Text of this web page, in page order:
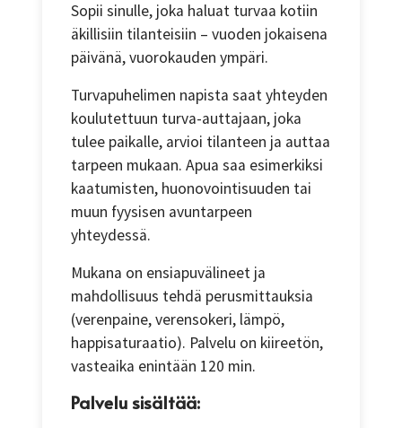
Sopii sinulle, joka haluat turvaa kotiin
äkillisiin tilanteisiin – vuoden jokaisena
päivänä, vuorokauden ympäri.
Turvapuhelimen napista saat yhteyden
koulutettuun turva-auttajaan, joka
tulee paikalle, arvioi tilanteen ja auttaa
tarpeen mukaan. Apua saa esimerkiksi
kaatumisten, huonovointisuuden tai
muun fyysisen avuntarpeen
yhteydessä.
Mukana on ensiapuvälineet ja
mahdollisuus tehdä perusmittauksia
(verenpaine, verensokeri, lämpö,
happisaturaatio). Palvelu on kiireetön,
vasteaika enintään 120 min.
Palvelu sisältää: